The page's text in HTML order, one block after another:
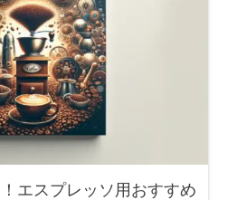
エスプレッソ用おすすめ